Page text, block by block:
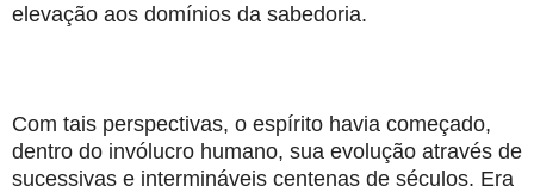
elevação aos domínios da sabedoria.
Com tais perspectivas, o espírito havia começado,
dentro do invólucro humano, sua evolução através de
sucessivas e intermináveis centenas de séculos. Era